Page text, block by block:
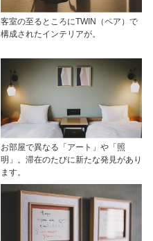
客室の至るところにTWIN（ペア）で
構成されたインテリアが。
お部屋で異なる「アート」や「照
明」。滞在のたびに新たな発見があり
ます。